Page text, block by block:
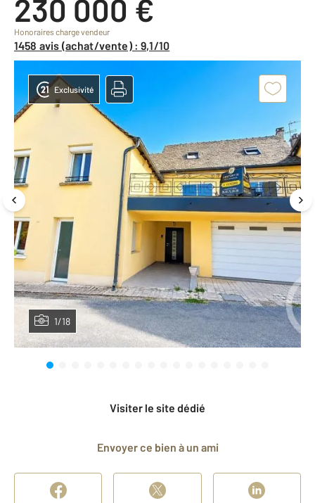
230 000 €
Honoraires charge vendeur
1458 avis (achat/vente) : 9,1/10
1/18
Exclusivité
Visiter le site dédié
Envoyer ce bien à un ami